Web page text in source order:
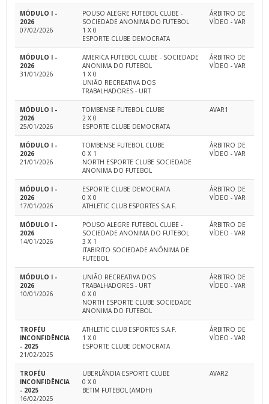
MÓDULO I -
2026
07/02/2026
POUSO ALEGRE FUTEBOL CLUBE -
SOCIEDADE ANONIMA DO FUTEBOL
1 X 0
ESPORTE CLUBE DEMOCRATA
ÁRBITRO DE
VÍDEO - VAR
MÓDULO I -
2026
31/01/2026
AMERICA FUTEBOL CLUBE - SOCIEDADE
ANONIMA DO FUTEBOL
1 X 0
UNIÃO RECREATIVA DOS
TRABALHADORES - URT
ÁRBITRO DE
VÍDEO - VAR
MÓDULO I -
2026
25/01/2026
TOMBENSE FUTEBOL CLUBE
2 X 0
ESPORTE CLUBE DEMOCRATA
AVAR1
MÓDULO I -
2026
21/01/2026
TOMBENSE FUTEBOL CLUBE
0 X 1
NORTH ESPORTE CLUBE SOCIEDADE
ANONIMA DO FUTEBOL
ÁRBITRO DE
VÍDEO - VAR
MÓDULO I -
2026
17/01/2026
ESPORTE CLUBE DEMOCRATA
0 X 0
ATHLETIC CLUB ESPORTES S.A.F.
ÁRBITRO DE
VÍDEO - VAR
MÓDULO I -
2026
14/01/2026
POUSO ALEGRE FUTEBOL CLUBE -
SOCIEDADE ANONIMA DO FUTEBOL
3 X 1
ITABIRITO SOCIEDADE ANÔNIMA DE
FUTEBOL
ÁRBITRO DE
VÍDEO - VAR
MÓDULO I -
2026
10/01/2026
UNIÃO RECREATIVA DOS
TRABALHADORES - URT
0 X 0
NORTH ESPORTE CLUBE SOCIEDADE
ANONIMA DO FUTEBOL
ÁRBITRO DE
VÍDEO - VAR
TROFÉU
INCONFIDÊNCIA
- 2025
21/02/2025
ATHLETIC CLUB ESPORTES S.A.F.
1 X 0
ESPORTE CLUBE DEMOCRATA
ÁRBITRO DE
VÍDEO - VAR
TROFÉU
INCONFIDÊNCIA
- 2025
16/02/2025
UBERLÂNDIA ESPORTE CLUBE
0 X 0
BETIM FUTEBOL (AMDH)
AVAR2